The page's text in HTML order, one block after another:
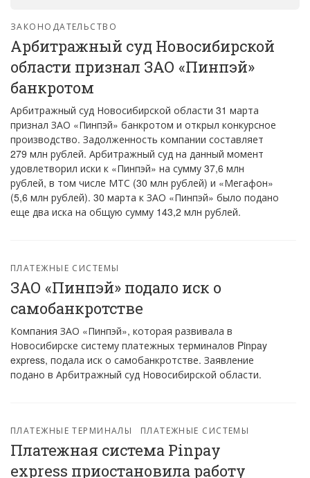
ЗАКОНОДАТЕЛЬСТВО
Арбитражный суд Новосибирской
области признал ЗАО «Пинпэй»
банкротом
Арбитражный суд Новосибирской области 31 марта
признал ЗАО «Пинпэй» банкротом и открыл конкурсное
производство. Задолженность компании составляет
279 млн рублей. Арбитражный суд на данный момент
удовлетворил иски к «Пинпэй» на сумму 37,6 млн
рублей, в том числе МТС (30 млн рублей) и «Мегафон»
(5,6 млн рублей). 30 марта к ЗАО «Пинпэй» было подано
еще два иска на общую сумму 143,2 млн рублей.
ПЛАТЕЖНЫЕ СИСТЕМЫ
ЗАО «Пинпэй» подало иск о
самобанкротстве
Компания ЗАО «Пинпэй», которая развивала в
Новосибирске систему платежных терминалов Pinpay
express, подала иск о самобанкротстве. Заявление
подано в Арбитражный суд Новосибирской области.
ПЛАТЕЖНЫЕ ТЕРМИНАЛЫ ПЛАТЕЖНЫЕ СИСТЕМЫ
Платежная система Pinpay
express приостановила работу